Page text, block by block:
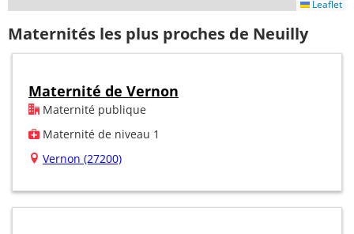
Leaflet
Maternités les plus proches de Neuilly
Maternité de Vernon
Maternité publique
Maternité de niveau 1
Vernon (27200)